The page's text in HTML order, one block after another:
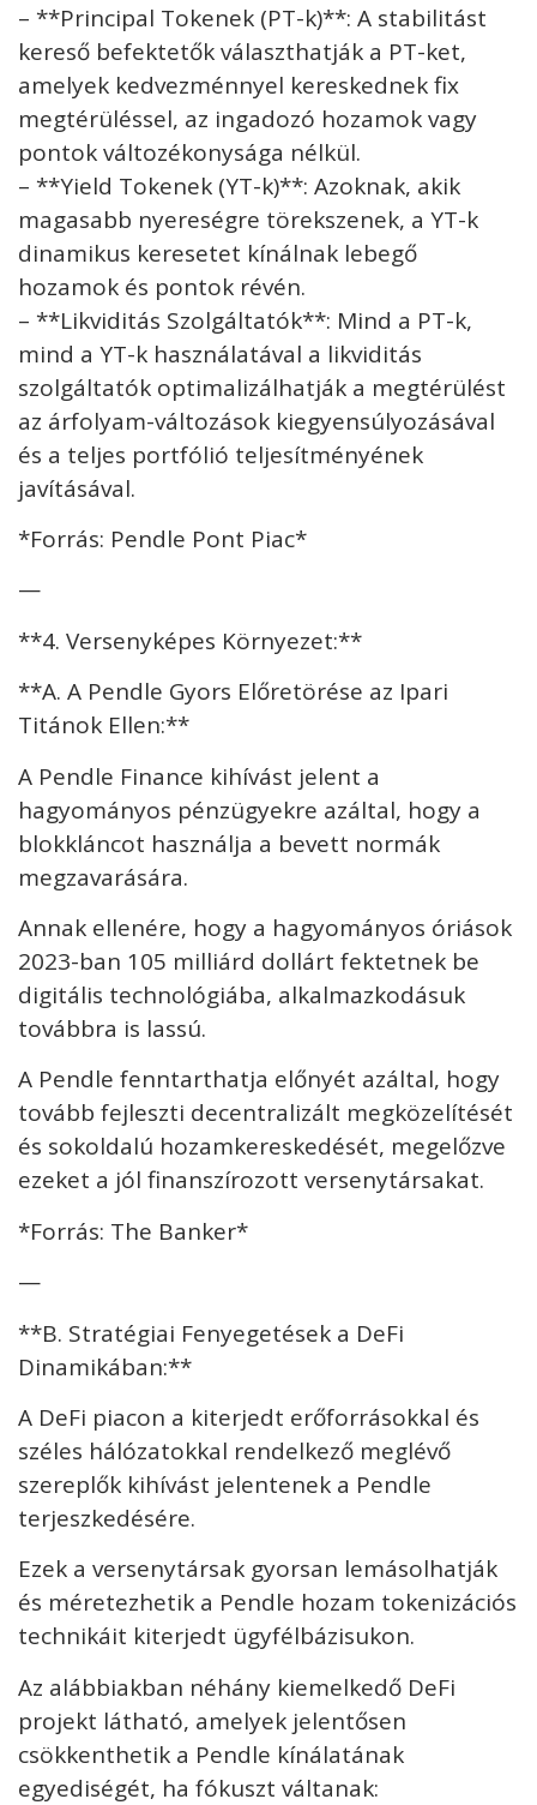
– **Principal Tokenek (PT-k)**: A stabilitást
kereső befektetők választhatják a PT-ket,
amelyek kedvezménnyel kereskednek fix
megtérüléssel, az ingadozó hozamok vagy
pontok változékonysága nélkül.
– **Yield Tokenek (YT-k)**: Azoknak, akik
magasabb nyereségre törekszenek, a YT-k
dinamikus keresetet kínálnak lebegő
hozamok és pontok révén.
– **Likviditás Szolgáltatók**: Mind a PT-k,
mind a YT-k használatával a likviditás
szolgáltatók optimalizálhatják a megtérülést
az árfolyam-változások kiegyensúlyozásával
és a teljes portfólió teljesítményének
javításával.
*Forrás: Pendle Pont Piac*
—
**4. Versenyképes Környezet:**
**A. A Pendle Gyors Előretörése az Ipari
Titánok Ellen:**
A Pendle Finance kihívást jelent a
hagyományos pénzügyekre azáltal, hogy a
blokkláncot használja a bevett normák
megzavarására.
Annak ellenére, hogy a hagyományos óriások
2023-ban 105 milliárd dollárt fektetnek be
digitális technológiába, alkalmazkodásuk
továbbra is lassú.
A Pendle fenntarthatja előnyét azáltal, hogy
tovább fejleszti decentralizált megközelítését
és sokoldalú hozamkereskedését, megelőzve
ezeket a jól finanszírozott versenytársakat.
*Forrás: The Banker*
—
**B. Stratégiai Fenyegetések a DeFi
Dinamikában:**
A DeFi piacon a kiterjedt erőforrásokkal és
széles hálózatokkal rendelkező meglévő
szereplők kihívást jelentenek a Pendle
terjeszkedésére.
Ezek a versenytársak gyorsan lemásolhatják
és méretezhetik a Pendle hozam tokenizációs
technikáit kiterjedt ügyfélbázisukon.
Az alábbiakban néhány kiemelkedő DeFi
projekt látható, amelyek jelentősen
csökkenthetik a Pendle kínálatának
egyediségét, ha fókuszt váltanak: